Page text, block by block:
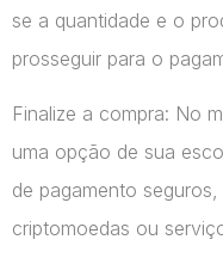
se a quantidade e o
prosseguir para o
Finalize a compra: No
uma opção de sua
de pagamento
criptomoedas ou